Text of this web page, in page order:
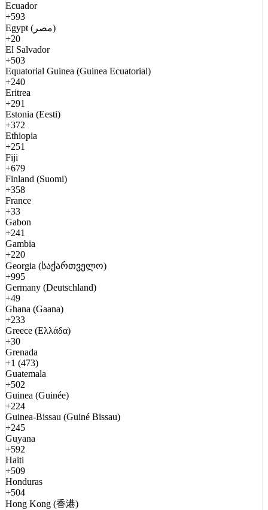
Ecuador
+593
Egypt (مصر)
+20
El Salvador
+503
Equatorial Guinea (Guinea Ecuatorial)
+240
Eritrea
+291
Estonia (Eesti)
+372
Ethiopia
+251
Fiji
+679
Finland (Suomi)
+358
France
+33
Gabon
+241
Gambia
+220
Georgia (საქართველო)
+995
Germany (Deutschland)
+49
Ghana (Gaana)
+233
Greece (Ελλάδα)
+30
Grenada
+1 (473)
Guatemala
+502
Guinea (Guinée)
+224
Guinea-Bissau (Guiné Bissau)
+245
Guyana
+592
Haiti
+509
Honduras
+504
Hong Kong (香港)